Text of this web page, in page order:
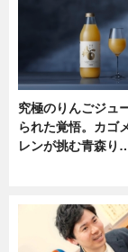
究極のりんごジュ
られた覚悟。カゴ
レンが挑む青森り